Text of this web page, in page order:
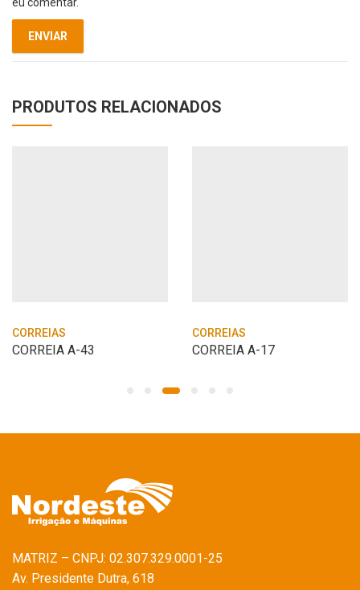
PRODUTOS RELACIONADOS
CORREIAS
CORREIA A-43
CORREIAS
CORREIA A-17
MATRIZ – CNPJ: 02.307.329.0001-25
Av. Presidente Dutra, 618